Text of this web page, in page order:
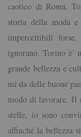
caotico di Roma,
storia della moda
impercettibili
ignorano. Torino è’
grande bellezza e
mi da delle buone
modo di lavorare. Il
stelle, io sono
affinché la bellezza